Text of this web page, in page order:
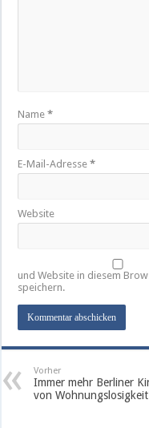
Name*
E-Mail-Adresse*
Website
und Website in diesem
speichern.
Vorher
Immer mehr Berliner
von